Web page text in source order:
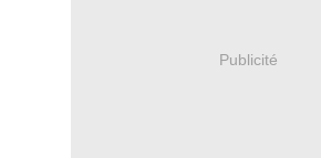
Publicité